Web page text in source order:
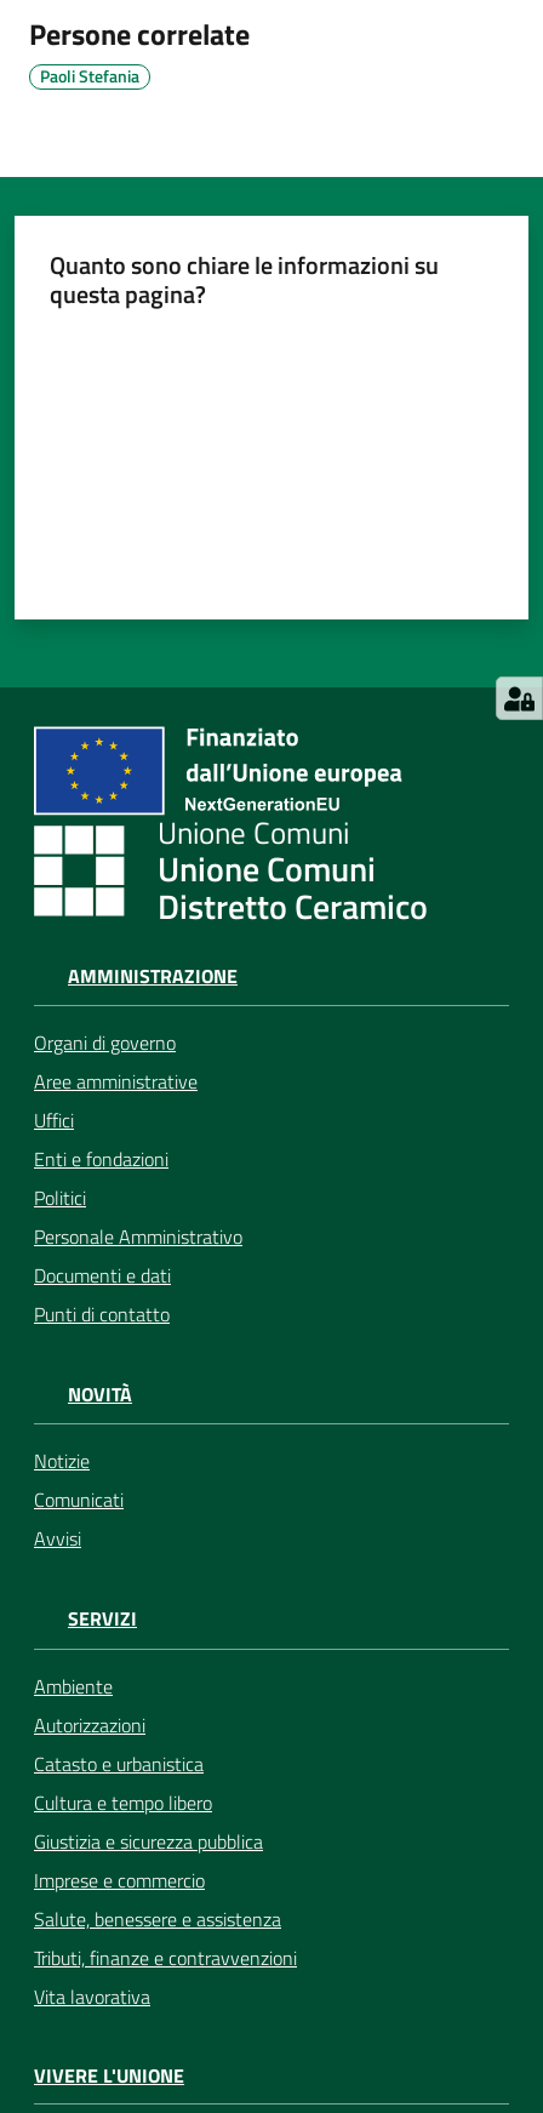
Persone correlate
Paoli Stefania
Quanto sono chiare le informazioni su
questa pagina?
Unione Comuni
Distretto Ceramico
AMMINISTRAZIONE
Organi di governo
Aree amministrative
Uffici
Enti e fondazioni
Politici
Personale Amministrativo
Documenti e dati
Punti di contatto
NOVITÀ
Notizie
Comunicati
Avvisi
SERVIZI
Ambiente
Autorizzazioni
Catasto e urbanistica
Cultura e tempo libero
Giustizia e sicurezza pubblica
Imprese e commercio
Salute, benessere e assistenza
Tributi, finanze e contravvenzioni
Vita lavorativa
VIVERE L'UNIONE